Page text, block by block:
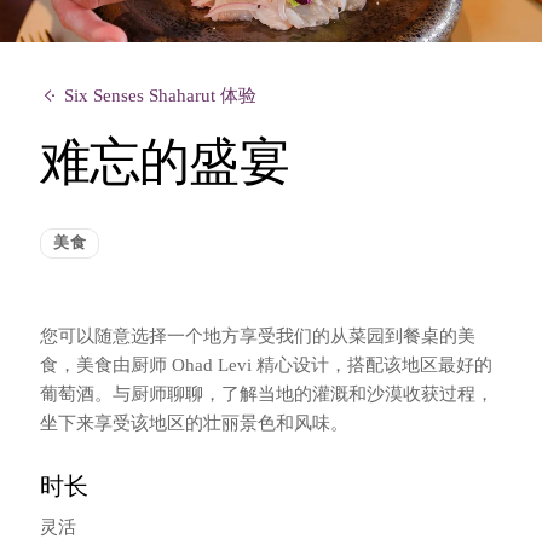
Six Senses Shaharut 体验
难忘的盛宴
美食
您可以随意选择一个地方享受我们的从菜园到餐桌的美
食，美食由厨师 Ohad Levi 精心设计，搭配该地区最好的
葡萄酒。与厨师聊聊，了解当地的灌溉和沙漠收获过程，
坐下来享受该地区的壮丽景色和风味。
时长
灵活